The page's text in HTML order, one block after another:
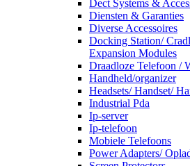
Dect Systems &
Diensten & Garanties
Diverse Accessoires
Docking Station/
Expansion Modules
Draadloze Telefoon /
Handheld/organizer
Headsets/ Handset/
Industrial Pda
Ip-server
Ip-telefoon
Mobiele Telefoons
Power Adapters/